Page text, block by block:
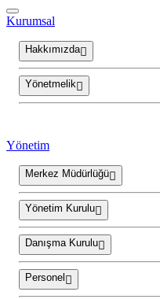
Kurumsal
Hakkımızda
Yönetmelik
Yönetim
Merkez Müdürlüğü
Yönetim Kurulu
Danışma Kurulu
Personel